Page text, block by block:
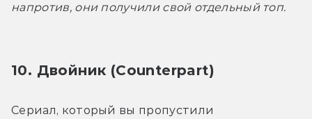
напротив, они получили свой отдельный топ.
10. Двойник (Counterpart)
Сериал, который вы пропустили